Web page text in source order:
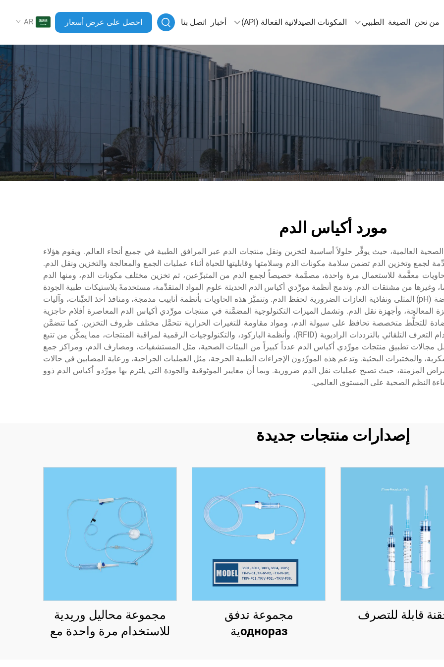
من نحن الصيغة الطببي المكونات الصيدلانية الفعالة (API) أخبار اتصل بنا احصل على عرض أسعار AR
مورد أكياس الدم
العالمية، حيث يوفِّر حلولاً أساسية لتخزين ونقل منتجات الدم عبر المرافق الطبية في جميع أنحاء العالم. ويقوم هؤلاء
لجمع وتخزين الدم تضمن سلامة مكونات الدم وسلامتها وقابليتها للحياة أثناء عمليات الجمع والمعالجة والتخزين ونقل الدم.
معقَّمة للاستعمال مرة واحدة، مصمَّمة خصيصاً لجمع الدم من المتبرِّعين، ثم تخزين مختلف مكونات الدم، ومنها الدم
وغيرها من مشتقات الدم. وتدمج أنظمة مورِّدي أكياس الدم الحديثة علوم المواد المتقدِّمة، مستخدمةً بلاستيكات طبية الجودة
التي تمنع التلوث مع الحفاظ على مستويات درجة الحموضة (pH) المثلى ونفاذية الغازات الضرورية لحفظ الدم. وتتميَّز هذه الحاويات بأنظمة أنابيب مدمجة، ومنافذ أخذ العيِّنات، وآليات
المعالجة، وأجهزة نقل الدم. وتشمل الميزات التكنولوجية المضمَّنة في منتجات مورِّدي أكياس الدم المعاصرة أفلام حاجزية
مضادة للتجلُّط متخصصة تحافظ على سيولة الدم، ومواد مقاومة للتغيرات الحرارية تتحمَّل مختلف ظروف التخزين. كما تتضمَّن
العديد من عروض مورِّدي أكياس الدم تقنية التتبع باستخدام التعرف التلقائي بالترددات الراديوية (RFID)، وأنظمة الباركود، والتكنولوجيات الرقمية لمراقبة المنتجات، مما يمكِّن من تتبع
مجالات تطبيق منتجات مورِّدي أكياس الدم عدداً كبيراً من البيئات الصحية، مثل المستشفيات، ومصارف الدم، ومراكز جمع
والمختبرات البحثية. وتدعم هذه المورِّدون الإجراءات الطبية الحرجة، مثل العمليات الجراحية، ورعاية المصابين في حالات
المزمنة، حيث تصبح عمليات نقل الدم ضرورية. وبما أن معايير الموثوقية والجودة التي يلتزم بها مورِّدو أكياس الدم ذوو
النظم الصحية على المستوى العالمي.
إصدارات منتجات جديدة
قابلة للتصرف
مجموعة تدفق
одноразية
مجموعة محاليل وريدية
للاستخدام مرة واحدة مع